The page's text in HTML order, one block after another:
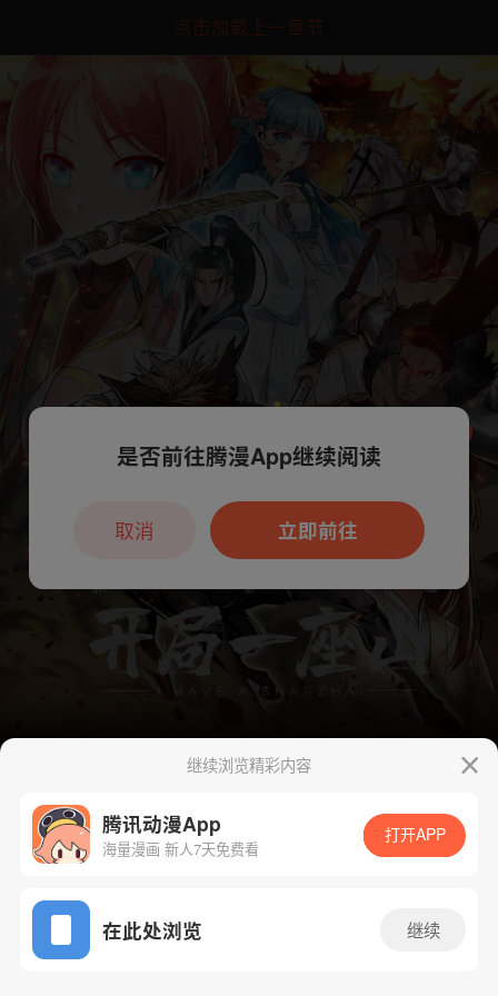
点击加载上一章节
App免费看
下一话 腾漫App免费看
继续浏览精彩内容
腾讯动漫App
海量漫画 新人7天免费看
打开APP
在此处浏览 继续
本章节仅支持App阅读，可打开App新用
户7天免费看
是否前往腾漫App继续阅读
立即前往
取消